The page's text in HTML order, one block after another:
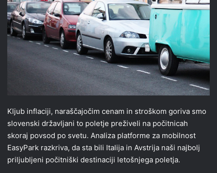
Kljub inflaciji, naraščajočim cenam in stroškom goriva smo
slovenski državljani to poletje preživeli na počitnicah
skoraj povsod po svetu. Analiza platforme za mobilnost
EasyPark razkriva, da sta bili Italija in Avstrija naši najbolj
priljubljeni počitniški destinaciji letošnjega poletja.